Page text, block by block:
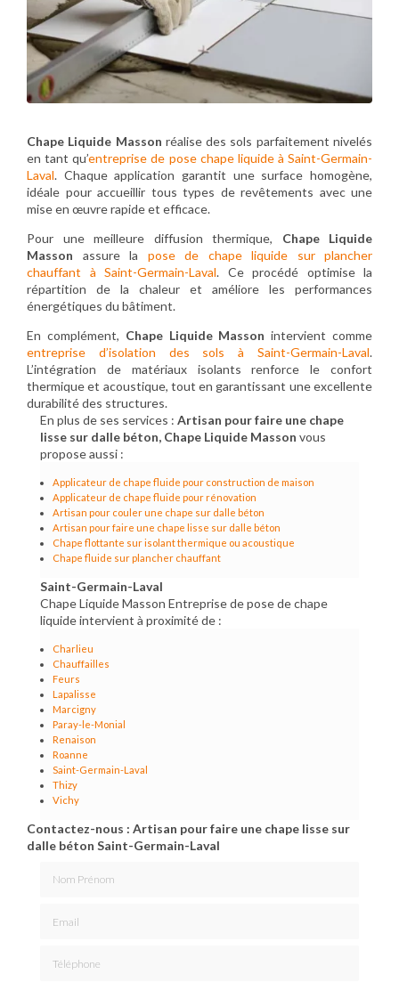
Chape Liquide Masson réalise des sols parfaitement nivelés
en tant qu’entreprise de pose chape liquide à Saint-Germain-
Laval. Chaque application garantit une surface homogène,
idéale pour accueillir tous types de revêtements avec une
mise en œuvre rapide et efficace.
Pour une meilleure diffusion thermique, Chape Liquide
Masson assure la pose de chape liquide sur plancher
chauffant à Saint-Germain-Laval. Ce procédé optimise la
répartition de la chaleur et améliore les performances
énergétiques du bâtiment.
En complément, Chape Liquide Masson intervient comme
entreprise d’isolation des sols à Saint-Germain-Laval.
L’intégration de matériaux isolants renforce le confort
thermique et acoustique, tout en garantissant une excellente
durabilité des structures.
En plus de ses services : Artisan pour faire une chape
lisse sur dalle béton, Chape Liquide Masson vous
propose aussi :
Applicateur de chape fluide pour construction de maison
Applicateur de chape fluide pour rénovation
Artisan pour couler une chape sur dalle béton
Artisan pour faire une chape lisse sur dalle béton
Chape flottante sur isolant thermique ou acoustique
Chape fluide sur plancher chauffant
Saint-Germain-Laval
Chape Liquide Masson Entreprise de pose de chape
liquide intervient à proximité de :
Charlieu
Chauffailles
Feurs
Lapalisse
Marcigny
Paray-le-Monial
Renaison
Roanne
Saint-Germain-Laval
Thizy
Vichy
Contactez-nous : Artisan pour faire une chape lisse sur
dalle béton Saint-Germain-Laval